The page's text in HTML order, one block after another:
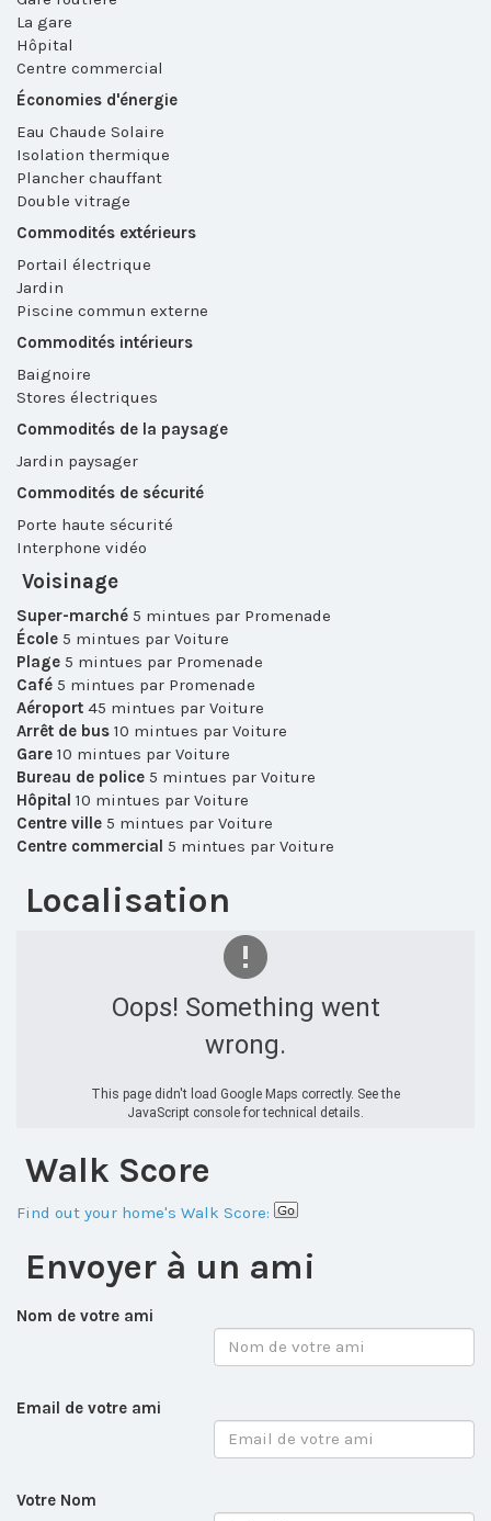
La gare
Hôpital
Centre commercial
Économies d'énergie
Eau Chaude Solaire
Isolation thermique
Plancher chauffant
Double vitrage
Commodités extérieurs
Portail électrique
Jardin
Piscine commun externe
Commodités intérieurs
Baignoire
Stores électriques
Commodités de la paysage
Jardin paysager
Commodités de sécurité
Porte haute sécurité
Interphone vidéo
Voisinage
Super-marché 5 mintues par Promenade
École 5 mintues par Voiture
Plage 5 mintues par Promenade
Café 5 mintues par Promenade
Aéroport 45 mintues par Voiture
Arrêt de bus 10 mintues par Voiture
Gare 10 mintues par Voiture
Bureau de police 5 mintues par Voiture
Hôpital 10 mintues par Voiture
Centre ville 5 mintues par Voiture
Centre commercial 5 mintues par Voiture
Localisation
Oops! Something went
wrong.
This page didn't load Google Maps correctly. See the
JavaScript console for technical details.
Walk Score
Find out your home's Walk Score:
Envoyer à un ami
Nom de votre ami
Email de votre ami
Votre Nom